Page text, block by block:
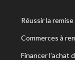
Réussir la
Commerces à
Financer l’achat